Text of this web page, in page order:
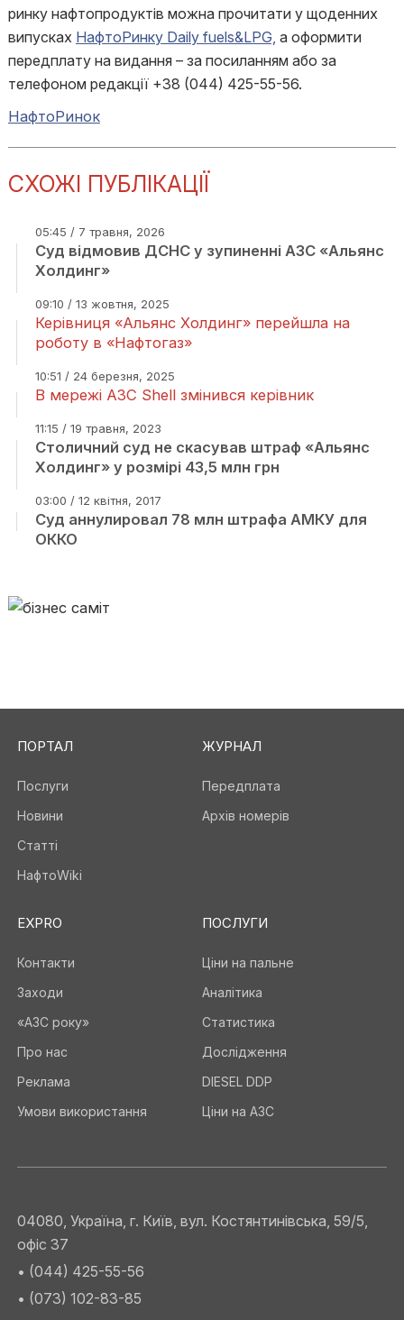
ринку нафтопродуктів можна прочитати у щоденних
випусках НафтоРинку Daily fuels&LPG, а оформити
передплату на видання – за посиланням або за
телефоном редакції +38 (044) 425-55-56.
НафтоРинок
СХОЖІ ПУБЛІКАЦІЇ
05:45 / 7 травня, 2026
Суд відмовив ДСНС у зупиненні АЗС «Альянс
Холдинг»
09:10 / 13 жовтня, 2025
Керівниця «Альянс Холдинг» перейшла на
роботу в «Нафтогаз»
10:51 / 24 березня, 2025
В мережі АЗС Shell змінився керівник
11:15 / 19 травня, 2023
Столичний суд не скасував штраф «Альянс
Холдинг» у розмірі 43,5 млн грн
03:00 / 12 квітня, 2017
Суд аннулировал 78 млн штрафа АМКУ для
ОККО
ПОРТАЛ
Послуги
Новини
Статті
НафтоWiki
ЖУРНАЛ
Передплата
Архів номерів
EXPRO
Контакти
Заходи
«АЗС року»
Про нас
Реклама
Умови використання
ПОСЛУГИ
Ціни на пальне
Аналітика
Статистика
Дослідження
DIESEL DDP
Ціни на АЗС
04080, Україна, г. Київ, вул. Костянтинівська, 59/5,
офіс 37
• (044) 425-55-56
• (073) 102-83-85